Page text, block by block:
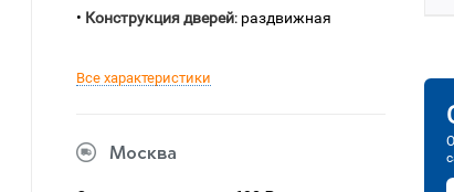
• Конструкция дверей: раздвижная
Все характеристики
Москва